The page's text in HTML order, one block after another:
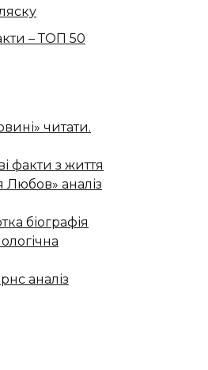
– ТОП 50
читати.
факти з життя
аналіз
біографія
аналіз